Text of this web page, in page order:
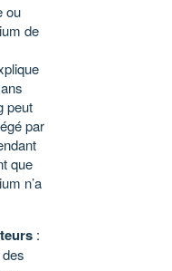
ou
de
peut
par
que
n’a
: